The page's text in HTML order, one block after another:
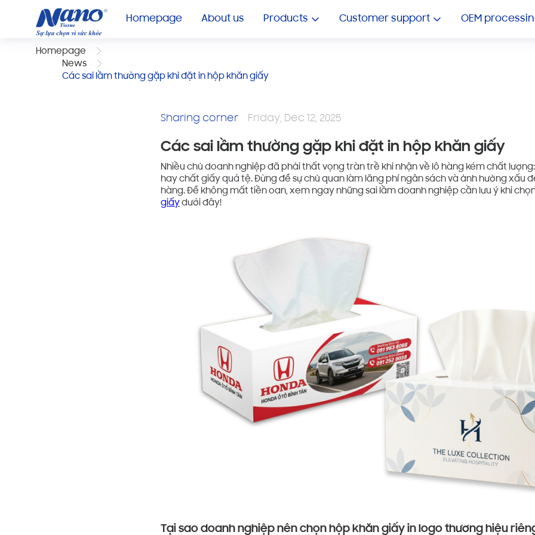
Homepage About us Products Customer support Showroom ô tô
OEM
OEM Multipurpose Wipes
Homepage
News
Các sai lầm thường gặp khi đặt in hộp khăn giấy
Sharing corner Friday, Dec 12, 2025
Các sai lầm thường gặp khi đặt in hộp khăn giấy
Nhiều chủ doanh nghiệp đã phải thất vọng tràn trề khi nhận về lô hàng kém chất
hay chất giấy quá tệ. Đừng để sự chủ quan làm lãng phí ngân sách và ảnh hưởng xấu
hàng. Để không mất tiền oan, xem ngay những sai lầm doanh nghiệp cần lưu ý khi
giấy dưới đây!
Tại sao doanh nghiệp nên chọn hộp khăn giấy in logo thương hiệu